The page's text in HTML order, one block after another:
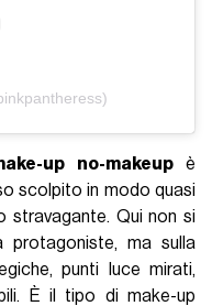
up no-makeupè
scolpito in modo quasi
stravagante. Qui non si
protagoniste, ma sulla
punti luce mirati,
È il tipo di make-up